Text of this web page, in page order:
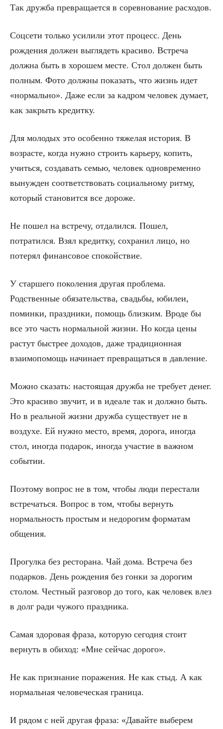
Так дружба превращается в соревнование расходов.
Соцсети только усилили этот процесс. День
рождения должен выглядеть красиво. Встреча
должна быть в хорошем месте. Стол должен быть
полным. Фото должны показать, что жизнь идет
«нормально». Даже если за кадром человек думает,
как закрыть кредитку.
Для молодых это особенно тяжелая история. В
возрасте, когда нужно строить карьеру, копить,
учиться, создавать семью, человек одновременно
вынужден соответствовать социальному ритму,
который становится все дороже.
Не пошел на встречу, отдалился. Пошел,
потратился. Взял кредитку, сохранил лицо, но
потерял финансовое спокойствие.
У старшего поколения другая проблема.
Родственные обязательства, свадьбы, юбилеи,
поминки, праздники, помощь близким. Вроде бы
все это часть нормальной жизни. Но когда цены
растут быстрее доходов, даже традиционная
взаимопомощь начинает превращаться в давление.
Можно сказать: настоящая дружба не требует денег.
Это красиво звучит, и в идеале так и должно быть.
Но в реальной жизни дружба существует не в
воздухе. Ей нужно место, время, дорога, иногда
стол, иногда подарок, иногда участие в важном
событии.
Поэтому вопрос не в том, чтобы люди перестали
встречаться. Вопрос в том, чтобы вернуть
нормальность простым и недорогим форматам
общения.
Прогулка без ресторана. Чай дома. Встреча без
подарков. День рождения без гонки за дорогим
столом. Честный разговор до того, как человек влез
в долг ради чужого праздника.
Самая здоровая фраза, которую сегодня стоит
вернуть в обиход: «Мне сейчас дорого».
Не как признание поражения. Не как стыд. А как
нормальная человеческая граница.
И рядом с ней другая фраза: «Давайте выберем